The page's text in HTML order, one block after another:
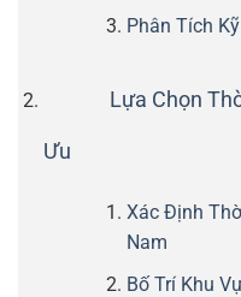
Phân Tích
Lựa Chọn
Ưu
Xác Định
Nam
Bố Trí Khu